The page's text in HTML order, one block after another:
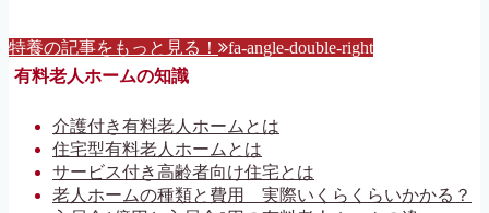
特養の記事をもっと見る！ fa-angle-double-right
有料老人ホームの知識
介護付き有料老人ホームとは
住宅型有料老人ホームとは
サービス付き高齢者向け住宅とは
老人ホームの種類と費用 実際いくらくらいかかる？